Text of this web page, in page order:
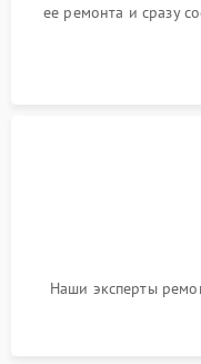
ее ремонта и сразу
Наши эксперты